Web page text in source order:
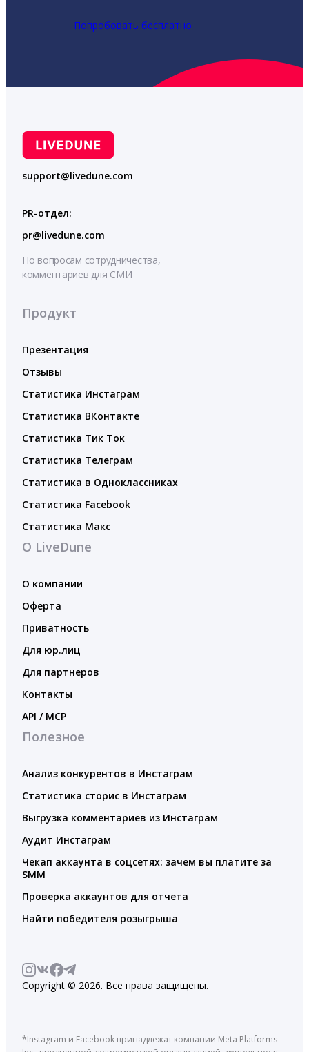
Попробовать бесплатно
support@livedune.com
PR-отдел:
pr@livedune.com
По вопросам сотрудничества,
комментариев для СМИ
Продукт
Презентация
Отзывы
Статистика Инстаграм
Статистика ВКонтакте
Статистика Тик Ток
Статистика Телеграм
Статистика в Одноклассниках
Статистика Facebook
Статистика Макс
О LiveDune
О компании
Оферта
Приватность
Для юр.лиц
Для партнеров
Контакты
API / MCP
Полезное
Анализ конкурентов в Инстаграм
Статистика сторис в Инстаграм
Выгрузка комментариев из Инстаграм
Аудит Инстаграм
Чекап аккаунта в соцсетях: зачем вы платите за
SMM
Проверка аккаунтов для отчета
Найти победителя розыгрыша
Copyright © 2026. Все права защищены.
*Instagram и Facebook принадлежат компании Meta Platforms